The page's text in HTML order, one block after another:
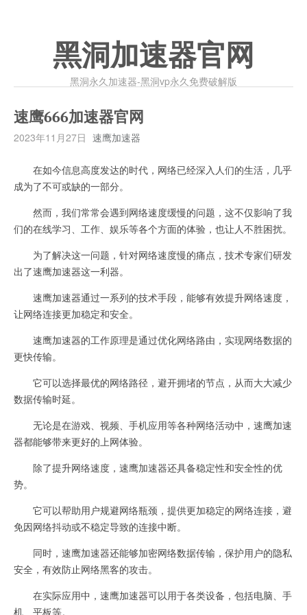
黑洞加速器官网
黑洞永久加速器-黑洞vp永久免费破解版
速鹰666加速器官网
2023年11月27日 速鹰加速器
在如今信息高度发达的时代，网络已经深入人们的生活，几乎
成为了不可或缺的一部分。
然而，我们常常会遇到网络速度缓慢的问题，这不仅影响了我
们的在线学习、工作、娱乐等各个方面的体验，也让人不胜困扰。
为了解决这一问题，针对网络速度慢的痛点，技术专家们研发
出了速鹰加速器这一利器。
速鹰加速器通过一系列的技术手段，能够有效提升网络速度，
让网络连接更加稳定和安全。
速鹰加速器的工作原理是通过优化网络路由，实现网络数据的
更快传输。
它可以选择最优的网络路径，避开拥堵的节点，从而大大减少
数据传输时延。
无论是在游戏、视频、手机应用等各种网络活动中，速鹰加速
器都能够带来更好的上网体验。
除了提升网络速度，速鹰加速器还具备稳定性和安全性的优
势。
它可以帮助用户规避网络瓶颈，提供更加稳定的网络连接，避
免因网络抖动或不稳定导致的连接中断。
同时，速鹰加速器还能够加密网络数据传输，保护用户的隐私
安全，有效防止网络黑客的攻击。
在实际应用中，速鹰加速器可以用于各类设备，包括电脑、手
机、平板等。